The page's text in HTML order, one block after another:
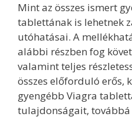
Mint az összes ismert
tablettának is lehetnek
utóhatásai. A
alábbi részben fog
valamint teljes
összes előforduló erős,
gyengébb Viagra
tulajdonságait, továbbá